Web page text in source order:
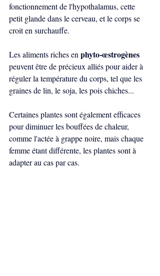
fonctionnement de l'hypothalamus, cette
petit glande dans le cerveau, et le corps se
croit en surchauffe.
Les aliments riches en phyto-œstrogènes
peuvent être de précieux alliés pour aider à
réguler la température du corps, tel que les
graines de lin, le soja, les pois chiches...
Certaines plantes sont également efficaces
pour diminuer les bouffées de chaleur,
comme l'actée à grappe noire, mais chaque
femme étant différente, les plantes sont à
adapter au cas par cas.